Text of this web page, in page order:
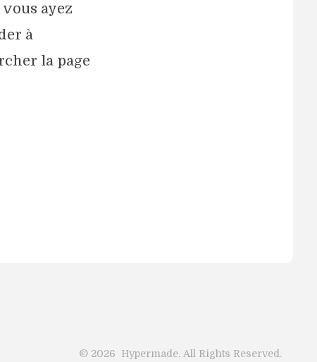
ayez
à
la page
© 2026 Hypermade. All Rights Reserved.